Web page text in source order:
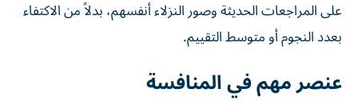
على المراجعات الحديثة وصور النزلاء أنفسهم، بدلاً من الاكتفاء
بعدد النجوم أو متوسط التقييم.
عنصر مهم في المنافسة